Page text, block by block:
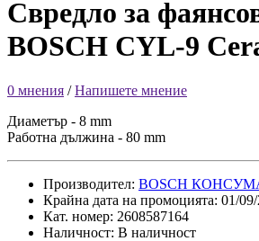
Свредло за
BOSCH CYL-9
0 мнения /Напишете мнение
Диаметър - 8 mm
Работна дължина - 80 mm
Производител: BOSCH
Крайна дата на промоцията: 01/
Кат. номер: 2608587164
Наличност: В наличност